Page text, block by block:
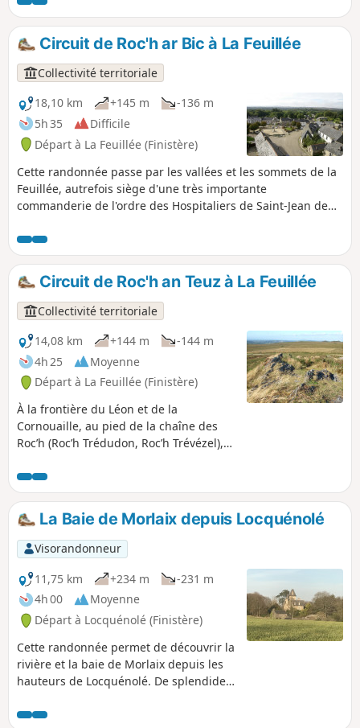
Circuit de Roc'h ar Bic à La Feuillée
Collectivité territoriale
18,10 km
+145 m
-136 m
5h 35
Difficile
Départ à La Feuillée (Finistère)
Cette randonnée passe par les vallées et les sommets de la
Feuillée, autrefois siège d'une très importante
commanderie de l'ordre des Hospitaliers de Saint-Jean de
Circuit de Roc'h an Teuz à La Feuillée
Collectivité territoriale
14,08 km
+144 m
-144 m
4h 25
Moyenne
Départ à La Feuillée (Finistère)
À la frontière du Léon et de la
Cornouaille, au pied de la chaîne des
Roc’h (Roc’h Trédudon, Roc’h Trévézel),
d’Arrée, La Feuillée, bourg le plus haut
de Bretagne, mérite le détour.
La Baie de Morlaix depuis Locquénolé
Visorandonneur
11,75 km
+234 m
-231 m
4h 00
Moyenne
Départ à Locquénolé (Finistère)
Cette randonnée permet de découvrir la
rivière et la baie de Morlaix depuis les
hauteurs de Locquénolé. De splendides